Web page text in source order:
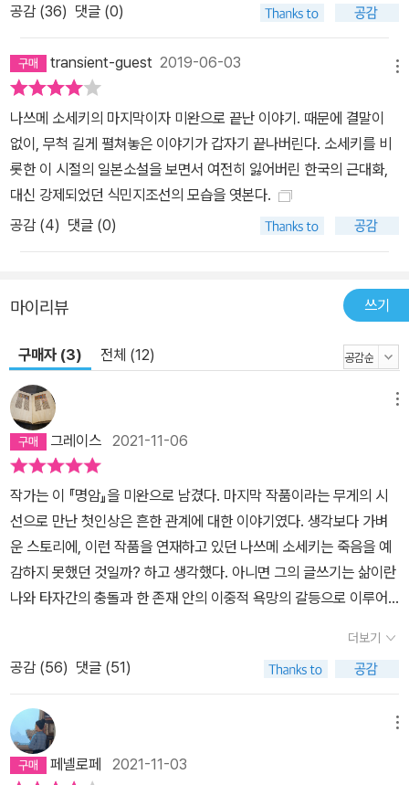
까 하는 끈질긴 희망을 놓지 않으며 죽을 때까지 인간을 연구했다. 두
사람이 그리는 명(明)과 암(暗)의 세계 쓰다와 노부는 이제 막 결혼
한 신혼부부임에도 도무지 거리감이 좁혀지지 않는다. 쓰다는 아내의
눈빛에 아무 이유 없이 돌연 거부감을 느끼기도 하고, 노부는 남편을
자신에게 끝없는 희생만 요구하는 ‘까다로운 남자’라고 생각한다. 하
지만 그러면서도 두 사람은 서로에게 이해를, 사랑을 갈구한다. 쓰다
는 쓰다대로 아집에 사로잡혀 아내는 물론이고 어릴 때 자신을 키워
주다시피 한 작은아버지 일가와도 화목하지 못하고, 노부는 또 노부
대로 결혼하기 전에 함께 살았던 고모네 가족에게 자기 부부의 허물
채, 사랑하고 사랑받기 위해 인정하고 인정받기 위해 고투한다. 인간
의 실존을 둘러싼 문제가 응축되어 작품 전반에 긴장감이 흘러넘친
다. 이러한 절박한 상황이 작품이 끝날 때까지 계속되면서 소세키는
관계의 지옥이라는 것을 작품의 주제로 삼아 이야기를 펼쳐나간다.
칠흑 같은 관계의 지옥 속에서 아무리 더듬거려도 서로에게 닿을 수
없는 절망 『명암』에 등장하는 인물들은 모두 저마다 힘껏 사랑받기
위해 노력한다. 가슴이 답답할 정도로 서로를 잘 모르면서도 사랑받
고 인정받기 위해, 즉 상호적인 관계를 유지하기 위해 노력하지만 그
들의 욕구는 끝까지 채워지지 않는다. 소세키는 그들의 심리를 치열
하게 묘사하고 감정선을 세밀하게 좇아나간다.『명암』은 다른 소세키
의 작품들과는 다르게 주인공 한 명의 심리에만 초점을 맞추지 않고
다양한 등장인물들의 관점을 드러내어 다면적인 세계를 형성했다. 작
품 속에서 마주하는 사람과 사람 사이에 생기는 오해, 기대의 차이, 그
리고 그것이 인간관계에 미치는 영향들이 현대인들의 깊은 공감을 불
에 연재되다가 소세키의 사망으로 미완으로 끝난 작품이다. 이후 미
즈무라 미나에, 나가이 아이 등 일본의 다른 소설가들이 이어 완결 편
을 쓰기도 했다.
공감 (36) 댓글 (0)
transient-guest 2019-06-03
나쓰메 소세키의 마지막이자 미완으로 끝난 이야기. 때문에 결말이
없이, 무척 길게 펼쳐놓은 이야기가 갑자기 끝나버린다. 소세키를 비
롯한 이 시절의 일본소설을 보면서 여전히 잃어버린 한국의 근대화,
대신 강제되었던 식민지조선의 모습을 엿본다.
공감 (4) 댓글 (0)
마이리뷰 쓰기
구매자 (3) 전체 (12)
그레이스 2021-11-06
작가는 이 『명암』을 미완으로 남겼다. 마지막 작품이라는 무게의 시
선으로 만난 첫인상은 흔한 관계에 대한 이야기였다. 생각보다 가벼
운 스토리에, 이런 작품을 연재하고 있던 나쓰메 소세키는 죽음을 예
감하지 못했던 것일까? 하고 생각했다. 아니면 그의 글쓰기는 삶이란
나와 타자간의 충돌과 한 존재 안의 이중적 욕망의 갈등으로 이루어
들에 비교해서, 죽음을 가까이 두고 있는 작가의 마지막 소설은 예상
밖의 가벼움을 보이고 있다는 생각이었다. 치질 수술을 결정하고 병
원에서 돌아오는 전차 안에서 쓰다는 침울한 기분으로 처음 발병했을
때의 격심했던 고통을 기억하면서 불쾌함과 두려움에 사로잡힌다.
“주위 사람들이 그의 존재조차 의식하지 못하고 점잔을 빼고 있는”
모습에 쓰다는 불쾌해진다. “자신의 육체는 언제 어떤 변을 당할지 모
더보기
공감 (56) 댓글 (51)
페넬로페 2021-11-03